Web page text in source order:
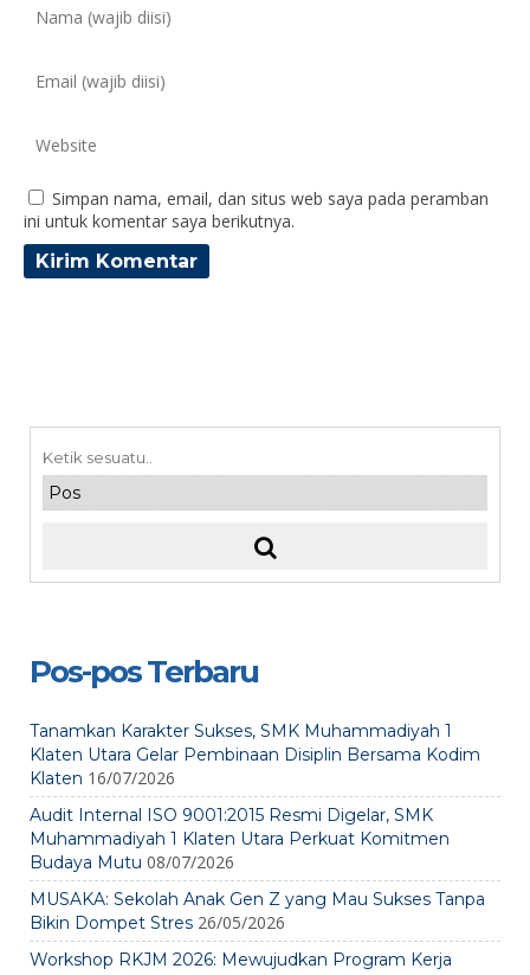
Simpan nama, email, dan situs web saya pada peramban
ini untuk komentar saya berikutnya.
Pos-pos Terbaru
Tanamkan Karakter Sukses, SMK Muhammadiyah 1
Klaten Utara Gelar Pembinaan Disiplin Bersama Kodim
Klaten 16/07/2026
Audit Internal ISO 9001:2015 Resmi Digelar, SMK
Muhammadiyah 1 Klaten Utara Perkuat Komitmen
Budaya Mutu 08/07/2026
MUSAKA: Sekolah Anak Gen Z yang Mau Sukses Tanpa
Bikin Dompet Stres 26/05/2026
Workshop RKJM 2026: Mewujudkan Program Kerja